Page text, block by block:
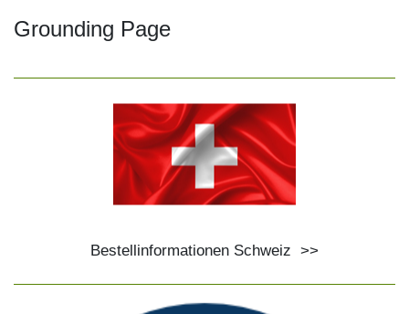
Grounding Page
Bestellinformationen Schweiz >>